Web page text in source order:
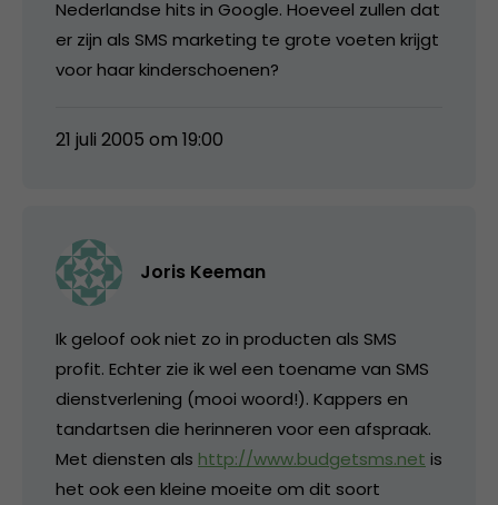
Nederlandse hits in Google. Hoeveel zullen dat
er zijn als SMS marketing te grote voeten krijgt
voor haar kinderschoenen?
21 juli 2005 om 19:00
Joris Keeman
Ik geloof ook niet zo in producten als SMS
profit. Echter zie ik wel een toename van SMS
dienstverlening (mooi woord!). Kappers en
tandartsen die herinneren voor een afspraak.
Met diensten als http://www.budgetsms.net is
het ook een kleine moeite om dit soort